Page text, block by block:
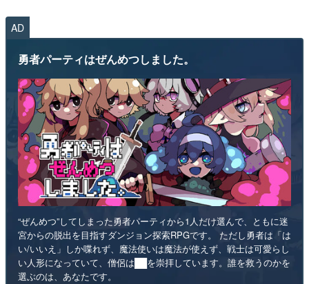
AD
勇者パーティはぜんめつしました。
“ぜんめつ”してしまった勇者パーティから1人だけ選んで、ともに迷
宮からの脱出を目指すダンジョン探索RPGです。 ただし勇者は「は
い/いいえ」しか喋れず、魔法使いは魔法が使えず、戦士は可愛らし
い人形になっていて、僧侶は██を崇拝しています。誰を救うのかを
選ぶのは、あなたです。